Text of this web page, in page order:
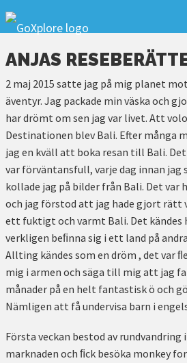
ANJAS
2 maj 2015 satte jag på mig planet
äventyr. Jag packade min väska och
har drömt om sen jag var livet. Att
Destinationen blev Bali. Efter många
jag en kväll att boka resan till Bali.
var förväntansfull, varje dag innan jag
kollade jag på bilder från Bali. Det
och jag förstod att jag hade gjort rätt
ett fuktigt och varmt Bali. Det
verkligen beﬁnna sig i ett land på
Allting kändes som en dröm , det var
mig i armen och säga till mig att jag
månader på en helt fantastisk ö och
Nämligen att få undervisa barn i
Första veckan bestod av rundvandring
marknaden och ﬁck besöka monkey